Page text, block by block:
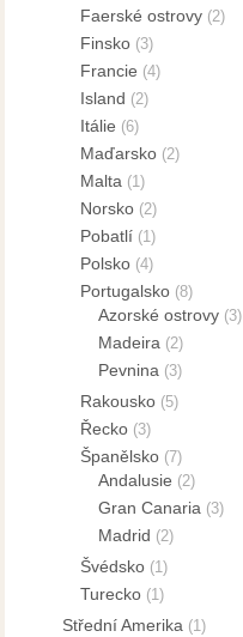
Faerské ostrovy (2)
Finsko (3)
Francie (4)
Island (2)
Itálie (6)
Maďarsko (2)
Malta (1)
Norsko (2)
Pobatlí (1)
Polsko (4)
Portugalsko (8)
Azorské ostrovy (3)
Madeira (2)
Pevnina (3)
Rakousko (5)
Řecko (3)
Španělsko (7)
Andalusie (2)
Gran Canaria (3)
Madrid (2)
Švédsko (1)
Turecko (1)
Střední Amerika (1)